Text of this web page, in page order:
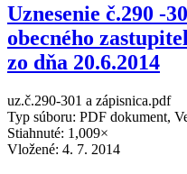
Uznesenie č.290 -
obecného
zo dňa 20.6.2014
uz.č.290-301 a zápisnica.pdf
Typ súboru: PDF dokument,
Stiahnuté: 1,009×
Vložené: 4. 7. 2014